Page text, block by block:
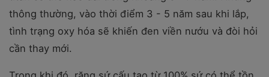
thông thường, vào thời điểm 3 - 5 năm sau khi lắp,
tình trạng oxy hóa sẽ khiến đen viền nướu và đòi hỏi
cần thay mới.